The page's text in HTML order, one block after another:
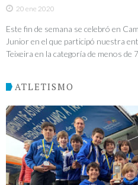
20 ene 2020
Este fin de semana se celebró en
Junior en el que participó nuestra
Teixeira en la categoría de menos de
ATLETISMO